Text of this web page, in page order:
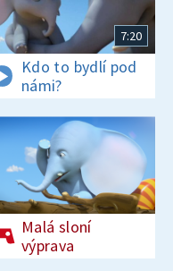
7:20
Kdo to bydlí pod
námi?
Malá sloní
výprava